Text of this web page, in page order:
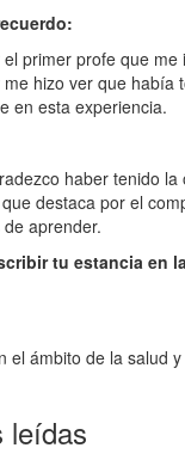
primer profe que me
hizo ver que había
en esta experiencia.
haber tenido
destaca por el
aprender.
tu estancia en
el ámbito de la salud
leídas